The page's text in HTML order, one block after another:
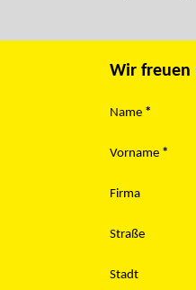
Wir freuen
Name *
Vorname *
Firma
Straße
Stadt